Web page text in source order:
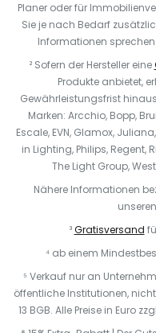
Planer oder für
Sie je nach Bedarf
Informationen
² Sofern der Hersteller eine
Produkte anbietet,
Gewährleistungsfrist
Marken: Arcchio, Bopp,
Escale, EVN, Glamox,
in Lighting, Philips, Regent,
The Light Group,
Nähere Informationen
unseren
³Gratisversand
⁴ ab einem
⁵ Verkauf nur an
öffentliche Institutionen,
13 BGB. Alle Preise in Euro